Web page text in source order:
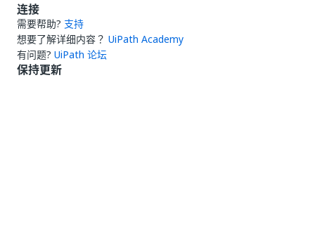
连接
需要帮助? 支持
想要了解详细内容？ UiPath Academy
有问题? UiPath 论坛
保持更新